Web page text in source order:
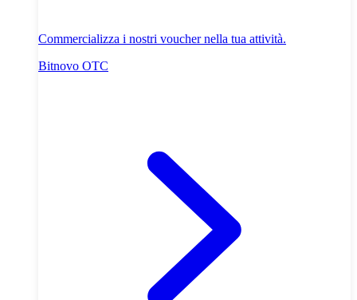
Commercializza i nostri voucher nella tua attività.
Bitnovo OTC